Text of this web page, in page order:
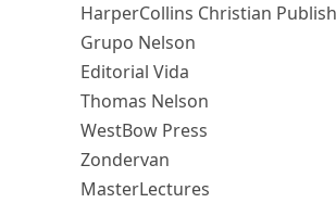
HarperCollins Christian
Grupo Nelson
Editorial Vida
Thomas Nelson
WestBow Press
Zondervan
MasterLectures